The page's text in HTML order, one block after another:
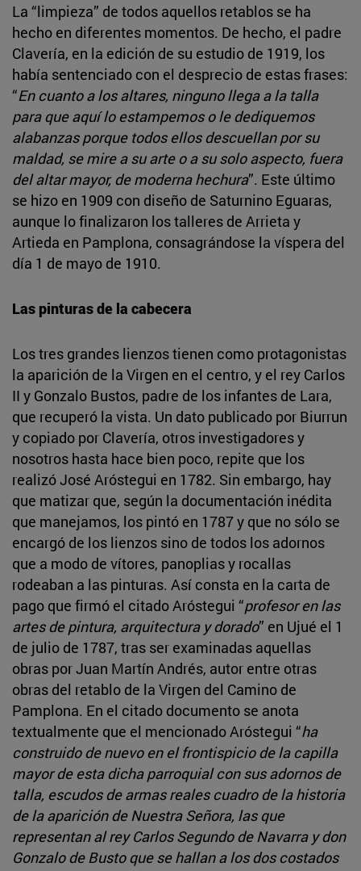
La “limpieza” de todos aquellos retablos se ha
hecho en diferentes momentos. De hecho, el padre
Clavería, en la edición de su estudio de 1919, los
había sentenciado con el desprecio de estas frases:
“En cuanto a los altares, ninguno llega a la talla
para que aquí lo estampemos o le dediquemos
alabanzas porque todos ellos descuellan por su
maldad, se mire a su arte o a su solo aspecto, fuera
del altar mayor, de moderna hechura”. Este último
se hizo en 1909 con diseño de Saturnino Eguaras,
aunque lo finalizaron los talleres de Arrieta y
Artieda en Pamplona, consagrándose la víspera del
día 1 de mayo de 1910.
Las pinturas de la cabecera
Los tres grandes lienzos tienen como protagonistas
la aparición de la Virgen en el centro, y el rey Carlos
II y Gonzalo Bustos, padre de los infantes de Lara,
que recuperó la vista. Un dato publicado por Biurrun
y copiado por Clavería, otros investigadores y
nosotros hasta hace bien poco, repite que los
realizó José Aróstegui en 1782. Sin embargo, hay
que matizar que, según la documentación inédita
que manejamos, los pintó en 1787 y que no sólo se
encargó de los lienzos sino de todos los adornos
que a modo de vítores, panoplias y rocallas
rodeaban a las pinturas. Así consta en la carta de
pago que firmó el citado Aróstegui “profesor en las
artes de pintura, arquitectura y dorado” en Ujué el 1
de julio de 1787, tras ser examinadas aquellas
obras por Juan Martín Andrés, autor entre otras
obras del retablo de la Virgen del Camino de
Pamplona. En el citado documento se anota
textualmente que el mencionado Aróstegui “ha
construido de nuevo en el frontispicio de la capilla
mayor de esta dicha parroquial con sus adornos de
talla, escudos de armas reales cuadro de la historia
de la aparición de Nuestra Señora, las que
representan al rey Carlos Segundo de Navarra y don
Gonzalo de Busto que se hallan a los dos costados